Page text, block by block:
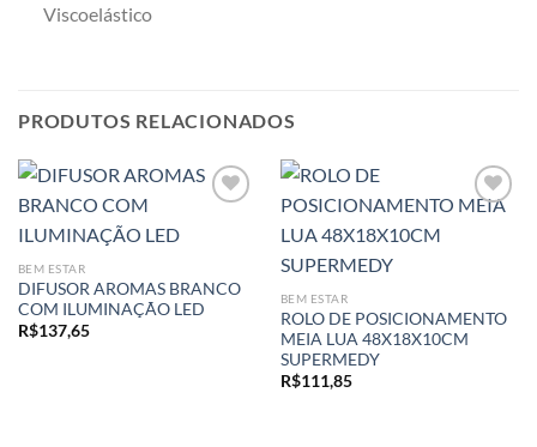
Viscoelástico
PRODUTOS RELACIONADOS
BEM ESTAR
DIFUSOR AROMAS BRANCO
COM ILUMINAÇÃO LED
R$137,65
BEM ESTAR
ROLO DE POSICIONAMENTO
MEIA LUA 48X18X10CM
SUPERMEDY
R$111,85